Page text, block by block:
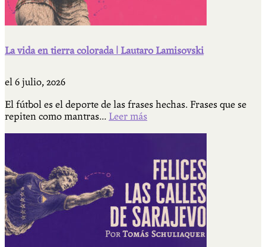
La vida en tierra colorada | Lautaro Lamisovski
el 6 julio, 2026
El fútbol es el deporte de las frases hechas. Frases que se
repiten como mantras... Leer más